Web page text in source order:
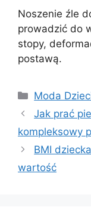
Noszenie źle
prowadzić do
stopy,
postawą.
Kategorie
Moda
Jak prać
kompleksowy
BMI
wartość